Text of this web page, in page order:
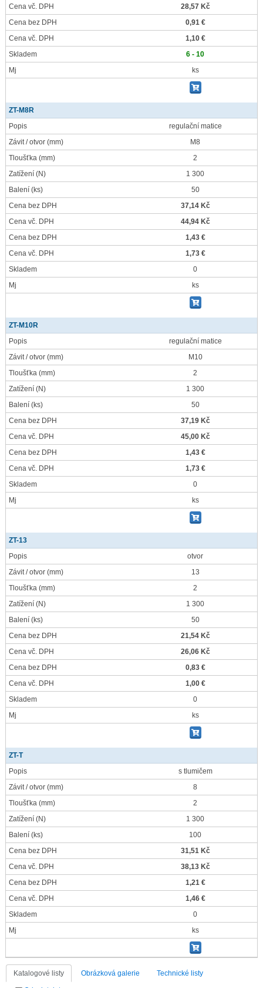
Cena vč. DPH
28,57 Kč
Cena bez DPH
0,91 €
Cena vč. DPH
1,10 €
Skladem
6 - 10
Mj
ks
ZT-M8R
Popis
regulační matice
Závit / otvor (mm)
M8
Tloušťka (mm)
2
Zatížení (N)
1 300
Balení (ks)
50
Cena bez DPH
37,14 Kč
Cena vč. DPH
44,94 Kč
Cena bez DPH
1,43 €
Cena vč. DPH
1,73 €
Skladem
0
Mj
ks
ZT-M10R
Popis
regulační matice
Závit / otvor (mm)
M10
Tloušťka (mm)
2
Zatížení (N)
1 300
Balení (ks)
50
Cena bez DPH
37,19 Kč
Cena vč. DPH
45,00 Kč
Cena bez DPH
1,43 €
Cena vč. DPH
1,73 €
Skladem
0
Mj
ks
ZT-13
Popis
otvor
Závit / otvor (mm)
13
Tloušťka (mm)
2
Zatížení (N)
1 300
Balení (ks)
50
Cena bez DPH
21,54 Kč
Cena vč. DPH
26,06 Kč
Cena bez DPH
0,83 €
Cena vč. DPH
1,00 €
Skladem
0
Mj
ks
ZT-T
Popis
s tlumičem
Závit / otvor (mm)
8
Tloušťka (mm)
2
Zatížení (N)
1 300
Balení (ks)
100
Cena bez DPH
31,51 Kč
Cena vč. DPH
38,13 Kč
Cena bez DPH
1,21 €
Cena vč. DPH
1,46 €
Skladem
0
Mj
ks
Katalogové listy Obrázková galerie Technické listy